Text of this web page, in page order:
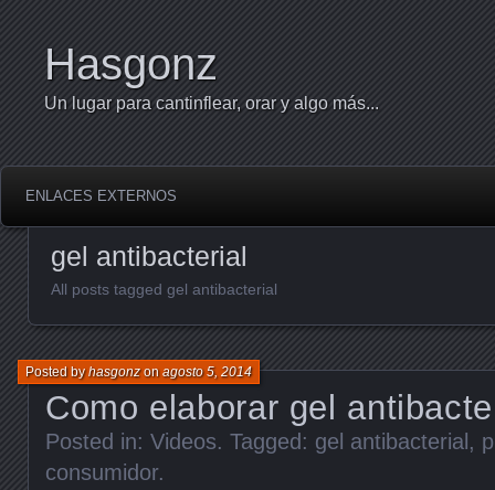
Hasgonz
Un lugar para cantinflear, orar y algo más...
ENLACES EXTERNOS
gel antibacterial
All posts tagged gel antibacterial
Como elaborar gel
Posted byhasgonzonagosto 5, 2014
Posted in: Videos. Tagged: gel antibacterial,
consumidor.